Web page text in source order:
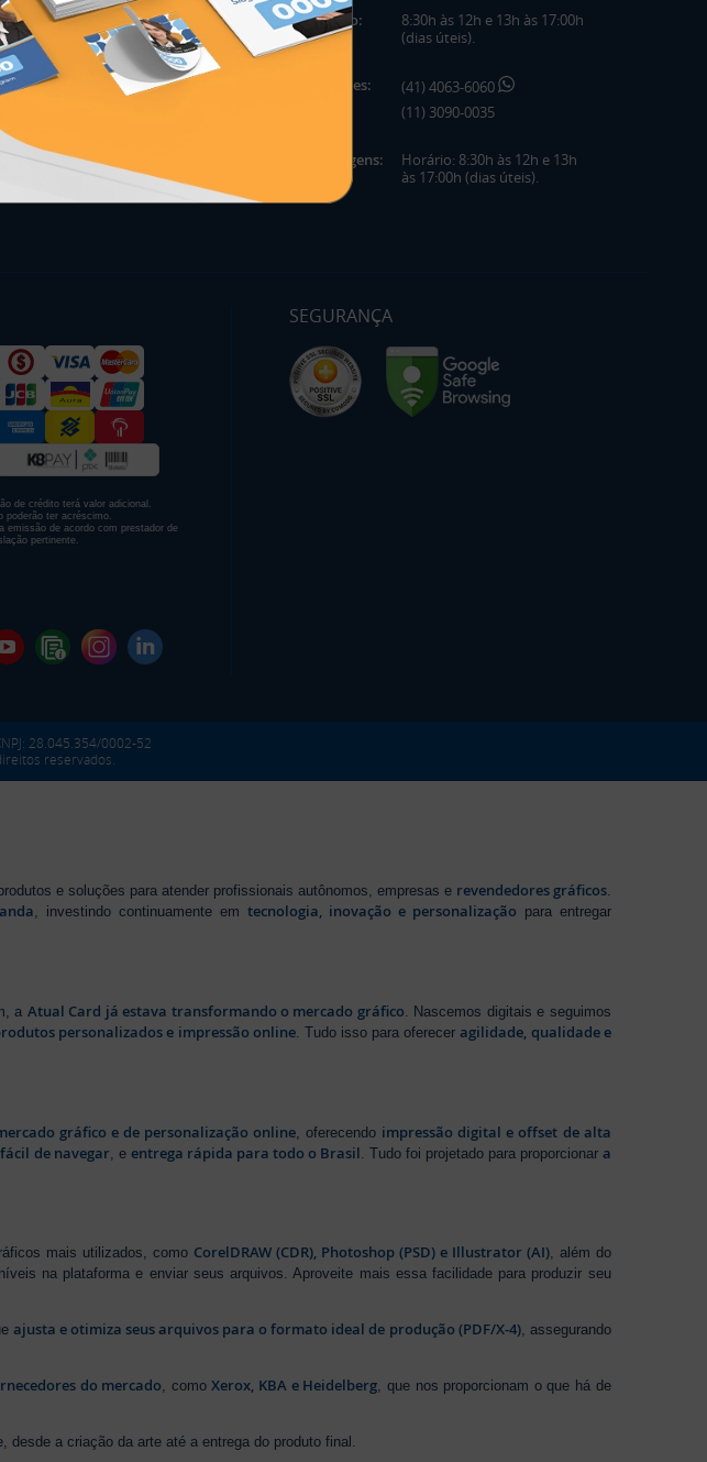
e Fechamento de
Frequentes
Horário:
8:30h às 12h e 13h às 17:00h
(dias úteis).
Telefones:
(41) 4063-6060
(11) 3090-0035
Mensagens:
Horário: 8:30h às 12h e 13h
às 17:00h (dias úteis).
de crédito terá valor adicional.
poderão ter acréscimo.
emissão de acordo com prestador de
pertinente.
SEGURANÇA
28.045.354/0002-52
reservados.
e soluções para atender profissionais autônomos, empresas e revendedores gráficos.
, investindo continuamente em tecnologia, inovação e personalização para entregar
a Atual Card já estava transformando o mercado gráfico . Nascemos digitais e seguimos
personalizados e impressão online. Tudo isso para ofereceragilidade, qualidade e
gráfico e de personalização online , oferecendo impressão digital e offset de alta
de navegar , e entrega rápida para todo o Brasil . Tudo foi projetado para proporcionar a
mais utilizados, como CorelDRAW (CDR), Photoshop (PSD) e Illustrator (AI), além do
na plataforma e enviar seus arquivos. Aproveite mais essa facilidade para produzir seu
ajusta e otimiza seus arquivos para o formato ideal de produção (PDF/X-4), assegurando
do mercado, comoXerox, KBA e Heidelberg, que nos proporcionam o que há de
a criação da arte até a entrega do produto final.